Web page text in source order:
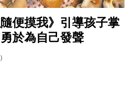
便摸我》引導孩子掌
於為自己發聲